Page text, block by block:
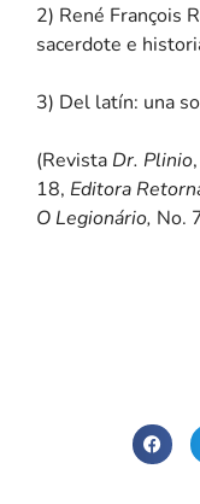
2) René François
sacerdote e
3) Del latín: una
(Revista Dr. Plinio
18, Editora
O Legionário, No.